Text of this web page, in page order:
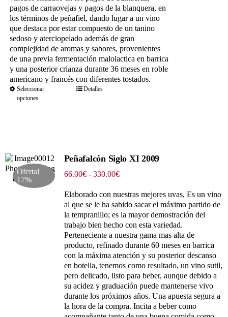
pagos de carraovejas y pagos de la blanquera, en
los términos de peñafiel, dando lugar a un vino
que destaca por estar compuesto de un tanino
sedoso y aterciopelado además de gran
complejidad de aromas y sabores, provenientes
de una previa fermentación malolactica en barrica
y una posterior crianza durante 36 meses en roble
americano y francés con diferentes tostados.
Seleccionar
opciones
Detalles
Oferta!
17%
Peñafalcón Siglo XI 2009
66.00€ - 330.00€Rango
precios:
desde
66.00€
hasta
330.00€
Elaborado con nuestras mejores uvas, Es un vino
al que se le ha sabido sacar el máximo partido de
la tempranillo; es la mayor demostración del
trabajo bien hecho con esta variedad.
Perteneciente a nuestra gama mas alta de
producto, refinado durante 60 meses en barrica
con la máxima atención y su posterior descanso
en botella, tenemos como resultado, un vino sutil,
pero delicado, listo para beber, aunque debido a
su acidez y graduación puede mantenerse vivo
durante los próximos años. Una apuesta segura a
la hora de la compra. Incita a beber como